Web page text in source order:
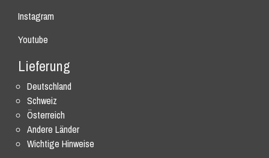
Instagram
Youtube
Lieferung
Deutschland
Schweiz
Österreich
Andere Länder
Wichtige Hinweise